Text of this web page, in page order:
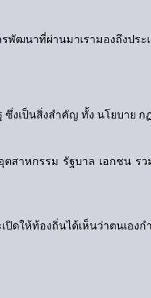
นาที่ผ่านมาเรามองถึ
สิ่งสำคัญ ทั้ง นโยบาย
ตสาหกรรม รัฐบาล เ
ห้ท้องถิ่นได้เห็นว่าตน